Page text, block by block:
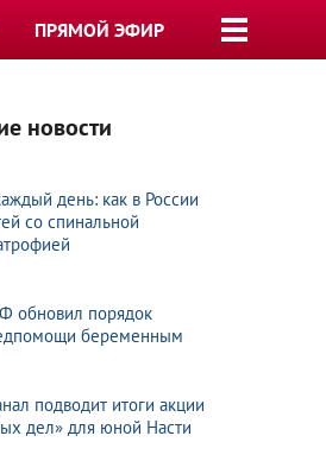
ПРЯМОЙ ЭФИР
новости
день: как в России
со спинальной
обновил порядок
беременным
подводит итоги акции
дел» для юной Насти